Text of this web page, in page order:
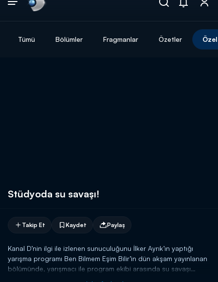
Tümü Bölümler Fragmanlar Özetler
Stüdyoda su savaşı!
Takip Et Kaydet Paylaş
Kanal D’nin ilgi ile izlenen sunuculuğunu İlker Ayrık’ın yaptığı
yarışma programı Ben Bilmem Eşim Bilir’in dün akşam yayınlanan
bölümünde, yarışmacı ile program ekibi arasında su savaşı